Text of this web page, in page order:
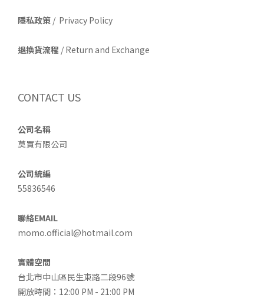
隱私政策 / Privacy Policy
退換貨流程 / Return and Exchange
CONTACT US
公司名稱
莫買有限公司
公司統編
55836546
聯絡EMAIL
momo.official@hotmail.com
實體空間
台北市中山區民生東路二段96號
開放時間：12:00 PM - 21:00 PM